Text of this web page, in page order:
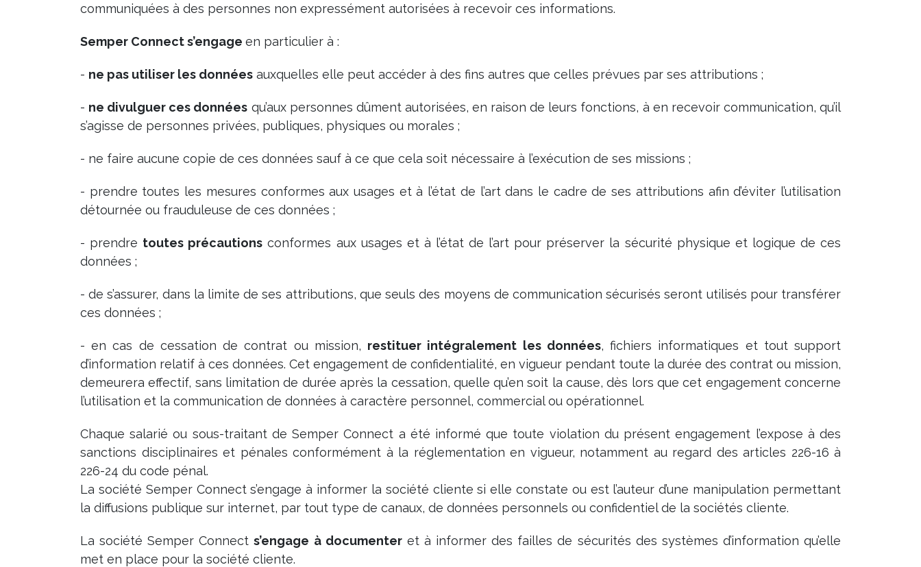
communiquées à des personnes non expressément autorisées à recevoir ces informations.
Semper Connect s’engage en particulier à :
- ne pas utiliser les données auxquelles elle peut accéder à des fins autres que celles prévues par ses attributions ;
- ne divulguer ces données qu’aux personnes dûment autorisées, en raison de leurs fonctions, à en recevoir communication, qu’il
s’agisse de personnes privées, publiques, physiques ou morales ;
- ne faire aucune copie de ces données sauf à ce que cela soit nécessaire à l’exécution de ses missions ;
- prendre toutes les mesures conformes aux usages et à l’état de l’art dans le cadre de ses attributions afin d’éviter l’utilisation
détournée ou frauduleuse de ces données ;
- prendre toutes précautions conformes aux usages et à l’état de l’art pour préserver la sécurité physique et logique de ces
données ;
- de s’assurer, dans la limite de ses attributions, que seuls des moyens de communication sécurisés seront utilisés pour transférer
ces données ;
- en cas de cessation de contrat ou mission, restituer intégralement les données, fichiers informatiques et tout support
d’information relatif à ces données. Cet engagement de confidentialité, en vigueur pendant toute la durée des contrat ou mission,
demeurera effectif, sans limitation de durée après la cessation, quelle qu’en soit la cause, dès lors que cet engagement concerne
l’utilisation et la communication de données à caractère personnel, commercial ou opérationnel.
Chaque salarié ou sous-traitant de Semper Connect a été informé que toute violation du présent engagement l’expose à des
sanctions disciplinaires et pénales conformément à la réglementation en vigueur, notamment au regard des articles 226-16 à
226-24 du code pénal.
La société Semper Connect s’engage à informer la société cliente si elle constate ou est l’auteur d’une manipulation permettant
la diffusions publique sur internet, par tout type de canaux, de données personnels ou confidentiel de la sociétés cliente.
La société Semper Connects’engage à documenteret à informer des failles de sécurités des systèmes d’information qu’elle
met en place pour la société cliente.